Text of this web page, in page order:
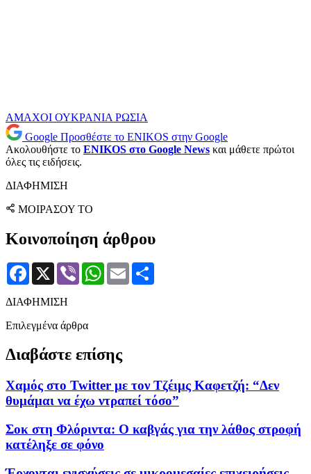
ΑΜΑΧΟΙ ΟΥΚΡΑΝΙΑ ΡΩΣΙΑ
Google Προσθέστε το ENIKOS στην Google
Ακολουθήστε το ENIKOS στο Google News και μάθετε πρώτοι
όλες τις ειδήσεις.
ΔΙΑΦΗΜΙΣΗ
ΜΟΙΡΑΣΟΥ ΤΟ
Κοινοποίηση άρθρου
Facebook
X Viber WhatsApp
Email
ΔΙΑΦΗΜΙΣΗ
Επιλεγμένα άρθρα
Διαβάστε επίσης
Χαμός στο Twitter με τον Τζέιμς Καφετζή: “Δεν
θυμάμαι να έχω ντραπεί τόσο”
Σοκ στη Φλόριντα: Ο καβγάς για την λάθος στροφή
κατέληξε σε φόνο